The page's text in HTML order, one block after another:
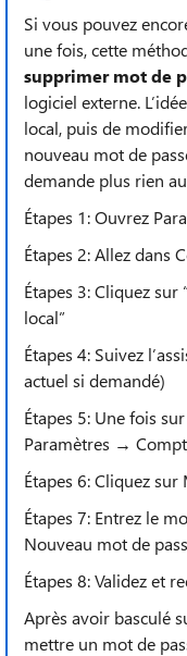
Si vous pouvez
une fois, cette
supprimer mot de
logiciel externe.
local, puis de
nouveau mot de
demande plus rien
Étapes 1: Ouvrez
Étapes 2: Allez dans
Étapes 3: Cliquez
local”
Étapes 4: Suivez
actuel si demandé)
Étapes 5: Une fois
Paramètres →
Étapes 6: Cliquez
Étapes 7: Entrez le
Nouveau mot de
Étapes 8: Validez et
Après avoir basculé
mettre un mot de